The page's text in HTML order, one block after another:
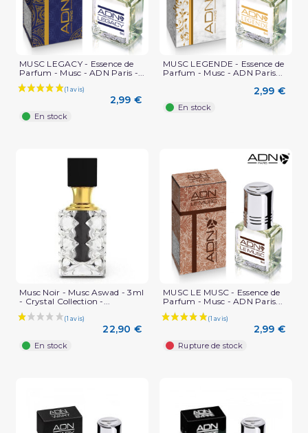
MUSC LEGACY - Essence de
Parfum - Musc - ADN Paris -...
2,99 €
En stock
MUSC LEGENDE - Essence de
Parfum - Musc - ADN Paris...
2,99 €
En stock
Musc Noir - Musc Aswad - 3ml
- Crystal Collection -...
22,90 €
En stock
MUSC LE MUSC - Essence de
Parfum - Musc - ADN Paris...
2,99 €
Rupture de stock